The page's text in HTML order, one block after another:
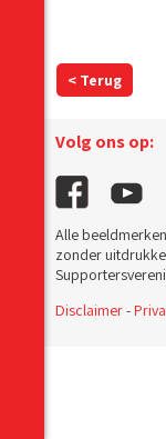
< Terug
Volg ons op:
Alle
zonder
Disclaimer-